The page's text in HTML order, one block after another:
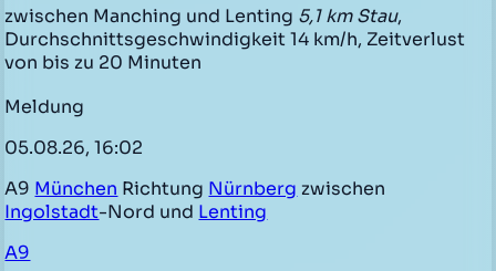
zwischen Manching und Lenting 5,1 km Stau,
Durchschnittsgeschwindigkeit 14 km/h, Zeitverlust
von bis zu 20 Minuten
Meldung
05.08.26, 16:02
A9 München Richtung Nürnberg zwischen
Ingolstadt-Nord und Lenting
A9